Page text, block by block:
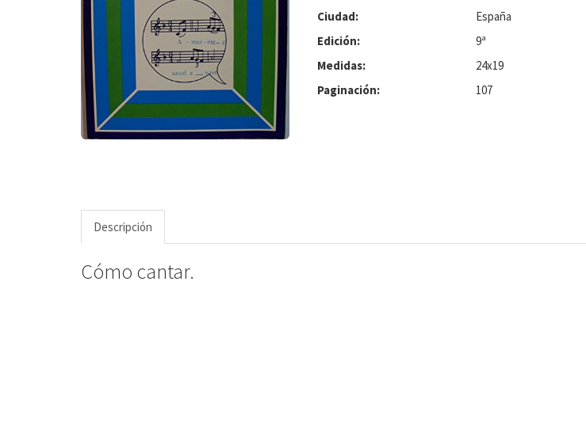
Ciudad:
España
Edición:
9ª
Medidas:
24x19
Paginación:
107
Descripción
Cómo cantar.